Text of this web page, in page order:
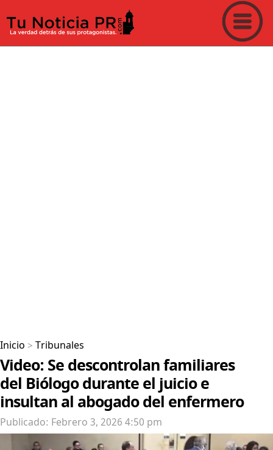
Inicio > Tribunales
Video: Se descontrolan familiares
del Biólogo durante el juicio e
insultan al abogado del enfermero
Publicado: Febrero 3, 2026 4:50 pm